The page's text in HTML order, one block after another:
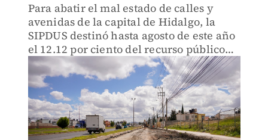
Para abatir el mal estado de calles y
avenidas de la capital de Hidalgo, la
SIPDUS destinó hasta agosto de este año
el 12.12 por ciento del recurso público
erogado en obra pública